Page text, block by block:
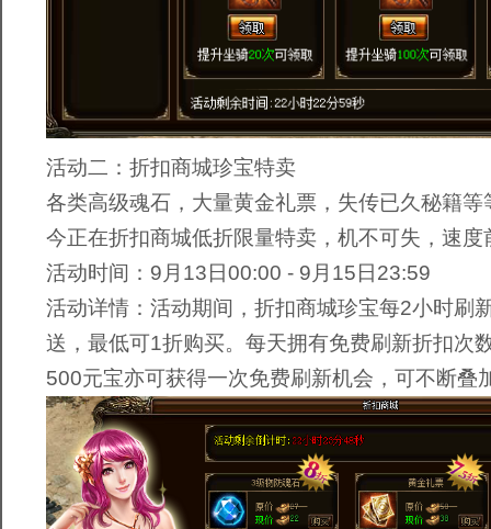
活动二：折扣商城珍宝特卖
各类高级魂石，大量黄金礼票，失传已久秘籍等
今正在折扣商城低折限量特卖，机不可失，速度
活动时间：9月13日00:00 - 9月15日23:59
活动详情：活动期间，折扣商城珍宝每2小时刷
送，最低可1折购买。每天拥有免费刷新折扣次
500元宝亦可获得一次免费刷新机会，可不断叠